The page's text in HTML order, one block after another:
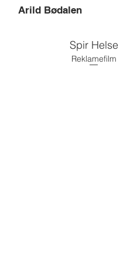
Arild Bødalen
Spir Helse
Reklamefilm